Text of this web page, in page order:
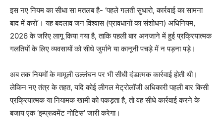
इस नए नियम का सीधा सा मतलब है- ‘पहले गलती सुधारो, कार्रवाई का सामना
बाद में करो’। यह बदलाव जन विश्वास (प्रावधानों का संशोधन) अधिनियम,
2026 के जरिए लागू किया गया है, ताकि पहली बार अनजाने में हुई प्रक्रियात्मक
गलतियों के लिए व्यवसायों को सीधे जुर्माने या कानूनी पचड़े में न पड़ना पड़े।
अब तक नियमों के मामूली उल्लंघन पर भी सीधी दंडात्मक कार्रवाई होती थी।
लेकिन नए तंत्र के तहत, यदि कोई लीगल मेट्रोलॉजी अधिकारी पहली बार किसी
प्रक्रियात्मक या नियामक खामी को पकड़ता है, तो वह सीधे कार्रवाई करने के
बजाय एक ‘इम्प्रूवमेंट नोटिस’ जारी करेगा।